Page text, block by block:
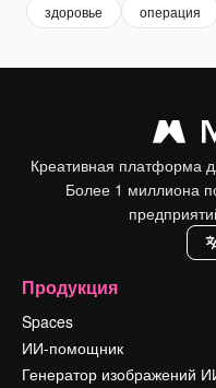
здоровье операция
Креативная платформа
Более 1 миллиона
Продукция
Spaces
ИИ-помощник
Генератор изображений